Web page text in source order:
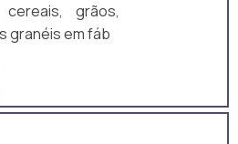
grãos,
granéis em fáb